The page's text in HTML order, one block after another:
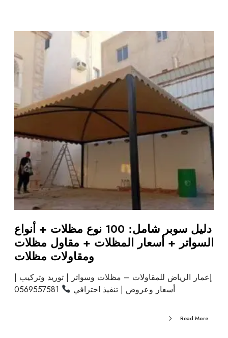
دليل سوبر شامل: 100 نوع مظلات + أنواع
السواتر + أسعار المظلات + مقاول مظلات
ومقاولات مظلات
إعمار الرياض للمقاولات – مظلات وسواتر | توريد وتركيب |
أسعار وعروض | تنفيذ احترافي
Read More